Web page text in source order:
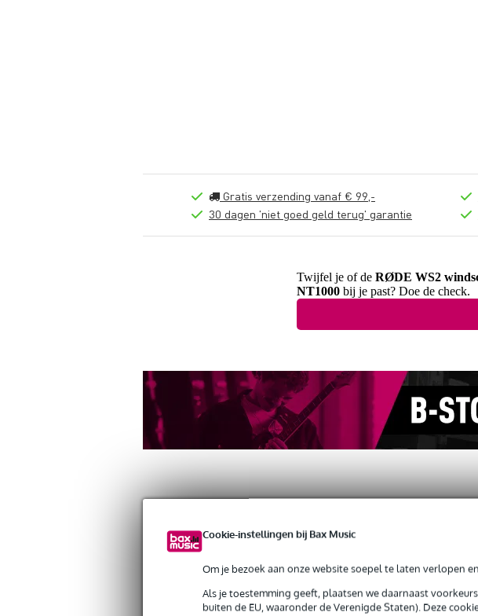
Cookie-instellingen bij Bax Music
Om je bezoek aan onze website soepel te laten verlopen
Als je toestemming geeft, plaatsen we daarnaast
buiten de EU, waaronder de Verenigde Staten). Deze
Gratis verzending vanaf € 99,-
30 dagen 'niet goed geld terug' garantie
Twijfel je of de RØDE WS2
NT1000 bij je past? Doe de check.
Productinformatie Reviews (20)
RØDE WS2 windscherm voor de Rode K2, NTK, NT1-A,
MAF-100116
Servicebelofte